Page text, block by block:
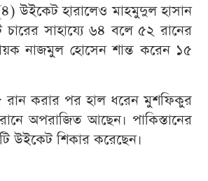
উইকেট হারালেও মাহমুদুল হাসান
চারের সাহায্যে ৬৪ বলে ৫২ রানের
নাজমুল হোসেন শান্ত করেন ১৫
রান করার পর হাল ধরেন মুশফিকুর
অপরাজিত আছেন। পাকিস্তানের
উইকেট শিকার করেছেন।